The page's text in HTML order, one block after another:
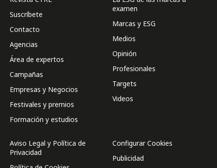
Suscríbete
Contacto
Agencias
Área de expertos
Campañas
Empresas y Negocios
Festivales y premios
Formación y estudios
examen
Marcas y ESG
Medios
Opinión
Profesionales
Targets
Videos
Aviso Legal y Política de
Privacidad
Configurar Cookies
Publicidad